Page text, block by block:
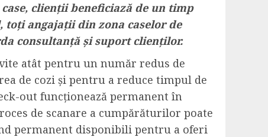
clienții beneficiază de un timp
toți angajații din zona caselor de
consultanță și suport clienților.
atât pentru un număr redus de
de cozi și pentru a reduce timpul de
out funcționează permanent în
de scanare a cumpărăturilor poate
permanent disponibili pentru a oferi